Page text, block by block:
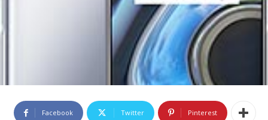
Facebook Twitter Pinterest